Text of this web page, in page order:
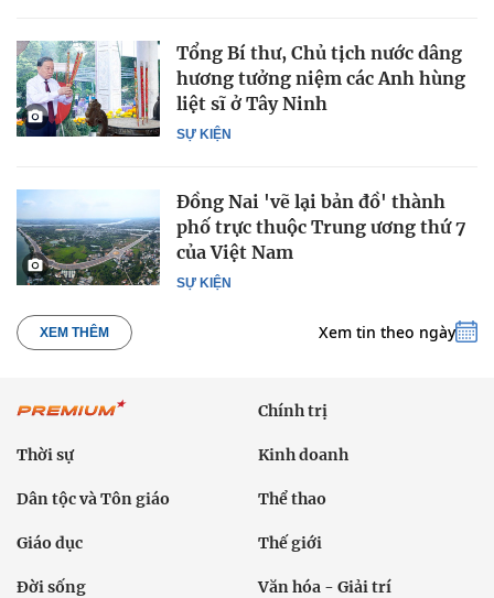
SỰ KIỆN
Tổng Bí thư, Chủ tịch nước dâng
hương tưởng niệm các Anh hùng
liệt sĩ ở Tây Ninh
SỰ KIỆN
Đồng Nai 'vẽ lại bản đồ' thành
phố trực thuộc Trung ương thứ 7
của Việt Nam
XEM THÊM Xem tin theo ngày
Chính trị
Thời sự Kinh doanh
Dân tộc và Tôn giáo Thể thao
Giáo dục Thế giới
Đời sống Văn hóa - Giải trí